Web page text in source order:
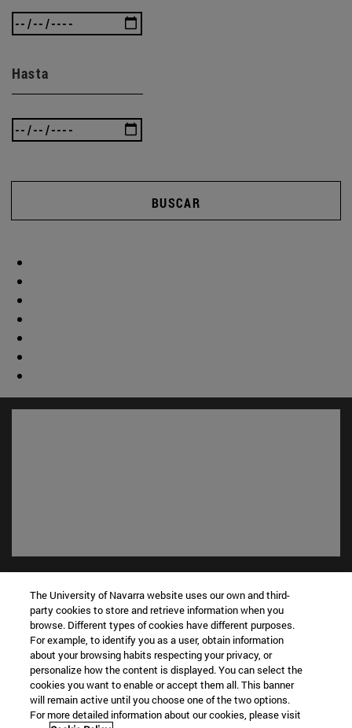
Hasta
BUSCAR
Accesos directos
Biblioteca(abre en nueva ventana)
Mi correo(abre en nueva ventana)
Aula virtual ADI(abre en nueva ventana)
Búsqueda de personas(abre en nueva ventana)
Trabaja con nosotros(abre en nueva ventana)
Información
TFNO +34 948 42 56 00
The University of Navarra website uses our own and third-
party cookies to store and retrieve information when you
browse. Different types of cookies have different purposes.
For example, to identify you as a user, obtain information
about your browsing habits respecting your privacy, or
personalize how the content is displayed. You can select the
cookies you want to enable or accept them all. This banner
will remain active until you choose one of the two options.
For more detailed information about our cookies, please visit